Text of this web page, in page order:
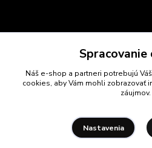
Spracovanie
Náš e-shop a partneri potrebujú Váš
cookies, aby Vám mohli zobrazovať
záujmov.
Nastavenia